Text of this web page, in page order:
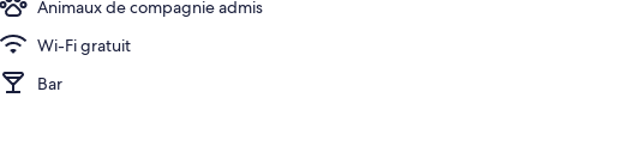
Animaux de compagnie admis
Wi-Fi gratuit
Bar